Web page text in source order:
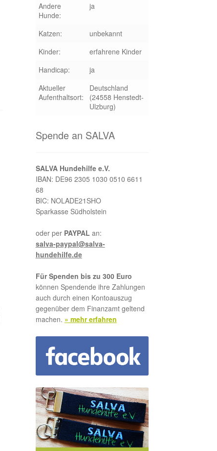
Andere
Hunde:
ja
Katzen:
unbekannt
Kinder:
erfahrene Kinder
Handicap:
ja
Aktueller
Aufenthaltsort:
Deutschland
(24558 Henstedt-
Ulzburg)
Spende an SALVA
SALVA Hundehilfe e.V.
IBAN: DE96 2305 1030 0510 6611
68
BIC: NOLADE21SHO
Sparkasse Südholstein
oder per PAYPAL an:
salva-paypal@salva-
hundehilfe.de
Für Spenden bis zu 300 Euro
können Spendende ihre Zahlungen
auch durch einen Kontoauszug
gegenüber dem Finanzamt geltend
machen. » mehr erfahren